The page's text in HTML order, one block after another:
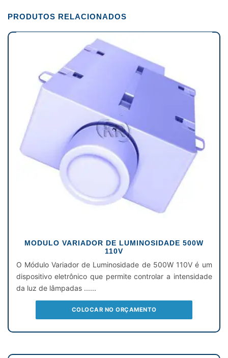
PRODUTOS RELACIONADOS
MODULO VARIADOR DE LUMINOSIDADE 500W
110V
O Módulo Variador de Luminosidade de 500W 110V é um
dispositivo eletrônico que permite controlar a intensidade
da luz de lâmpadas ......
COLOCAR NO ORÇAMENTO